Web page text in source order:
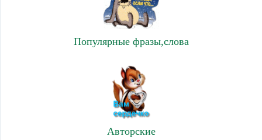
Популярные фразы,слова
Авторские